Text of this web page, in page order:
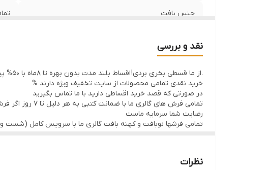
جنس بافت
وضعیت کالا
نقد و بررسی
.از ما قسطی بخری بردی! اقساط بلند مدت بدون بهره تا 8ماه با 50% پیش پرداخت
خرید نقدی تمامی محصولات از سایت تخفیف ویژه دارند %
در صورتی که قصد خرید اقساطی دارید با ما تماس بگیرید
تمامی فرش های گالری ما با ضمانت کتبی به هر دلیل تا 7 روز اگر فرش پسندتون نباشه وجه شما با احترام عودت داده میشود.
رضایت شما سرمایه ماست
تمامی فرشها نوبافت و کهنه بافت گالری ما با سرویس کامل (شست
نظرات